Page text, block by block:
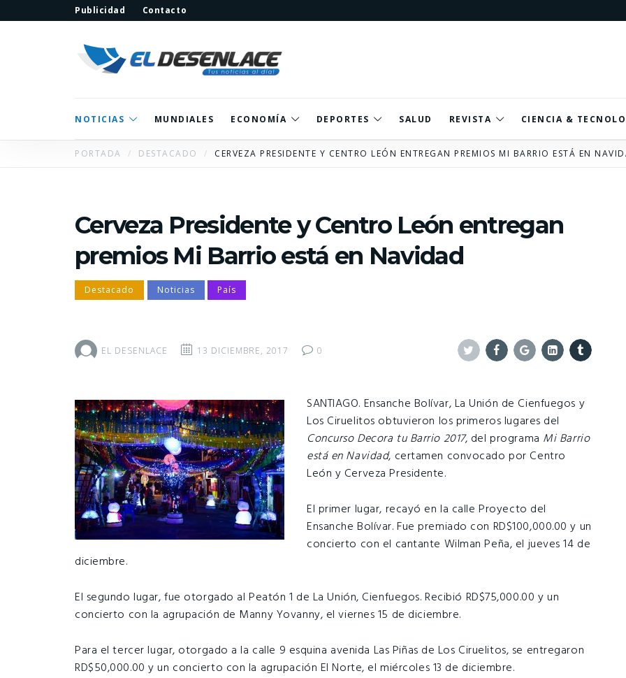
Publicidad Contacto
NOTICIAS MUNDIALES ECONOMÍA DEPORTES SALUD REVISTA CIENCIA &
PORTADA DESTACADO CERVEZA PRESIDENTE Y CENTRO LEÓN ENTREGAN PREMIOS MI BARRIO ESTÁ EN
Cerveza Presidente y Centro León entregan
premios Mi Barrio está en Navidad
Destacado Noticias País
EL DESENLACE 13 DICIEMBRE, 2017
0
SANTIAGO. Ensanche Bolívar, La Unión de Cienfuegos y
Los Ciruelitos obtuvieron los primeros lugares del
Concurso Decora tu Barrio 2017, del programa Mi Barrio
está en Navidad, certamen convocado por Centro
León y Cerveza Presidente.
El primer lugar, recayó en la calle Proyecto del
Ensanche Bolívar. Fue premiado con RD$100,000.00 y un
concierto con el cantante Wilman Peña, el jueves 14 de
diciembre.
El segundo lugar, fue otorgado al Peatón 1 de La Unión, Cienfuegos. Recibió RD$75,000.00 y un
concierto con la agrupación de Manny Yovanny, el viernes 15 de diciembre.
Para el tercer lugar, otorgado a la calle 9 esquina avenida Las Piñas de Los Ciruelitos, se entregaron
RD$50,000.00 y un concierto con la agrupación El Norte, el miércoles 13 de diciembre.